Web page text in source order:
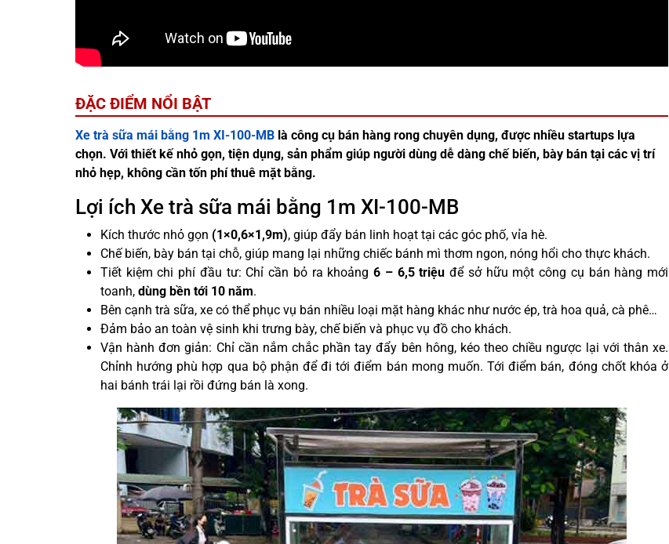
ĐẶC ĐIỂM NỔI BẬT
Xe trà sữa mái bằng 1m XI-100-MB là công cụ bán hàng rong chuyên dụng, được nhiều startups lựa
chọn. Với thiết kế nhỏ gọn, tiện dụng, sản phẩm giúp người dùng dễ dàng chế biến, bày bán tại các vị trí
nhỏ hẹp, không cần tốn phí thuê mặt bằng.
Lợi ích Xe trà sữa mái bằng 1m XI-100-MB
Kích thước nhỏ gọn (1×0,6×1,9m), giúp đẩy bán linh hoạt tại các góc phố, vỉa hè.
Chế biến, bày bán tại chỗ, giúp mang lại những chiếc bánh mì thơm ngon, nóng hổi cho thực khách.
Tiết kiệm chi phí đầu tư: Chỉ cần bỏ ra khoảng6 – 6,5 triệuđể sở hữu một công cụ bán hàng mới
toanh, dùng bền tới 10 năm.
Bên cạnh trà sữa, xe có thể phục vụ bán nhiều loại mặt hàng khác như nước ép, trà hoa quả, cà phê…
Đảm bảo an toàn vệ sinh khi trưng bày, chế biến và phục vụ đồ cho khách.
Vận hành đơn giản: Chỉ cần nắm chắc phần tay đẩy bên hông, kéo theo chiều ngược lại với thân xe.
Chỉnh hướng phù hợp qua bộ phận để đi tới điểm bán mong muốn. Tới điểm bán, đóng chốt khóa ở
hai bánh trái lại rồi đứng bán là xong.